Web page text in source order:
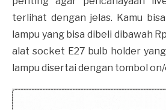
terlihat dengan jelas. Kamu
lampu yang bisa dibeli dibawah
alat socket E27 bulb holder
lampu disertai dengan tombol